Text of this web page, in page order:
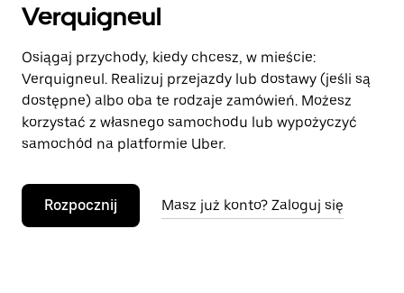
Verquigneul
Osiągaj przychody, kiedy chcesz, w mieście:
Verquigneul. Realizuj przejazdy lub dostawy (jeśli są
dostępne) albo oba te rodzaje zamówień. Możesz
korzystać z własnego samochodu lub wypożyczyć
samochód na platformie Uber.
Rozpocznij Masz już konto? Zaloguj się